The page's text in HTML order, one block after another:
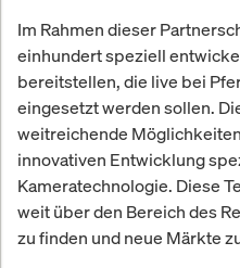
Im Rahmen dieser
einhundert speziell
bereitstellen, die live bei
eingesetzt werden sollen.
weitreichende
innovativen Entwicklung
Kameratechnologie. Diese
weit über den Bereich des
zu finden und neue Märkte